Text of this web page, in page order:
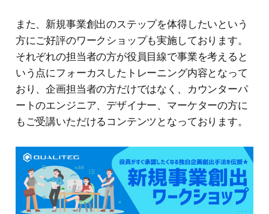
また、新規事業創出のステップを体得したいという
方にご好評のワークショップも実施しております。
それぞれの担当者の方が役員目線で事業を考えると
いう点にフォーカスしたトレーニング内容となって
おり、企画担当者の方だけではなく、カウンターパ
ートのエンジニア、デザイナー、マーケターの方に
もご受講いただけるコンテンツとなっております。